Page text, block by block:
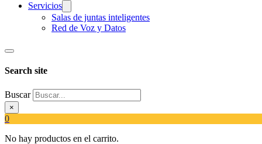
Servicios
Salas de juntas inteligentes
Red de Voz y Datos
Search site
Buscar
×
0
No hay productos en el carrito.